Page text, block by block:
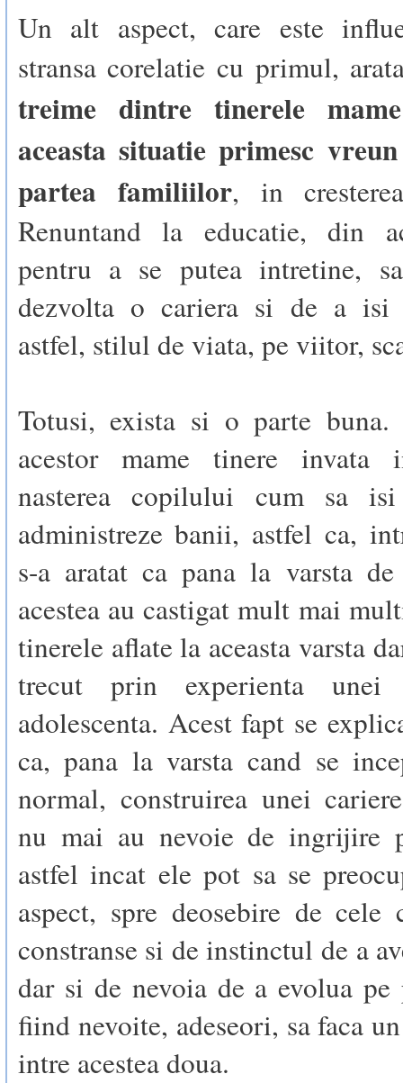
Un alt aspect, care este
stransa corelatie cu primul,
treime dintre tinerele
aceasta situatie primesc
partea familiilor, in
Renuntand la educatie, din
pentru a se putea intretine,
dezvolta o cariera si de a isi
astfel, stilul de viata, pe viitor,
Totusi, exista si o parte buna.
acestor mame tinere
nasterea copilului cum sa
administreze banii, astfel ca,
s-a aratat ca pana la varsta
acestea au castigat mult mai
tinerele aflate la aceasta varsta
trecut prin experienta
adolescenta. Acest fapt se
ca, pana la varsta cand se
normal, construirea unei
nu mai au nevoie de ingrijire
astfel incat ele pot sa se
aspect, spre deosebire de cele
constranse si de instinctul de a
dar si de nevoia de a evolua
fiind nevoite, adeseori, sa faca
intre acestea doua.